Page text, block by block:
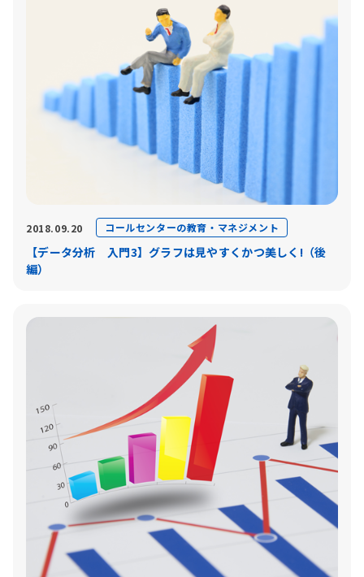
2018.09.20 コールセンターの教育・マネジメント
【データ分析 入門3】グラフは見やすくかつ美しく!（後
編）